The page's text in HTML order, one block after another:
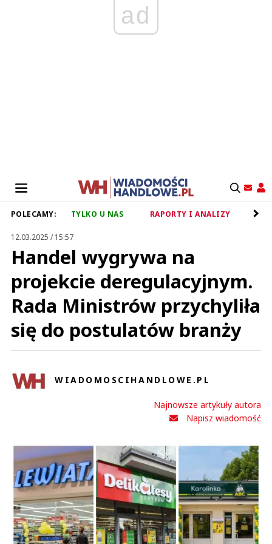
ad
POLECAMY: TYLKO U NAS RAPORTY I ANALIZY
12.03.2025 / 15:57
Handel wygrywa na
projekcie deregulacyjnym.
Rada Ministrów przychyliła
się do postulatów branży
WIADOMOSCIHANDLOWE.PL
Najnowsze artykuły autora
Napisz wiadomość